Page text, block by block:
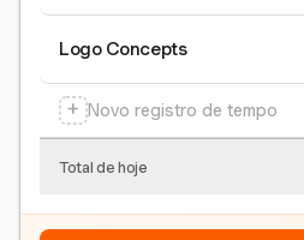
Logo Concepts
+ Novo registro de tempo
Total de hoje